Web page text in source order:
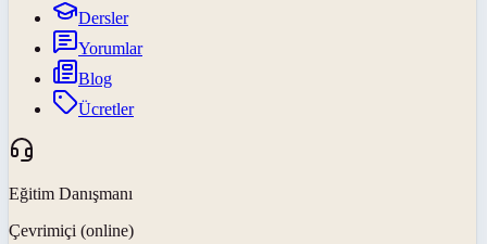
Dersler
Yorumlar
Blog
Ücretler
Eğitim Danışmanı
Çevrimiçi (online)